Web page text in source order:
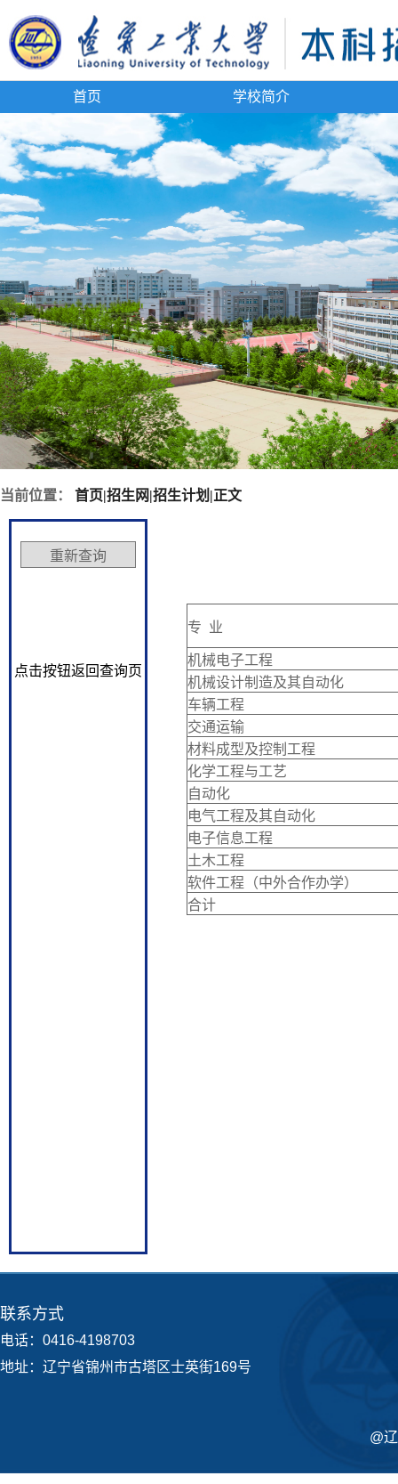
首页 学校简介
当前位置： 首页|招生网|招生计划 |正文
点击按钮返回查询页
专 业
机械电子工程
机械设计制造及其自动化
车辆工程
交通运输
材料成型及控制工程
化学工程与工艺
自动化
电气工程及其自动化
电子信息工程
土木工程
软件工程（中外合作办学）
合计
联系方式
电话：0416-4198703
地址：辽宁省锦州市古塔区士英街169号
@